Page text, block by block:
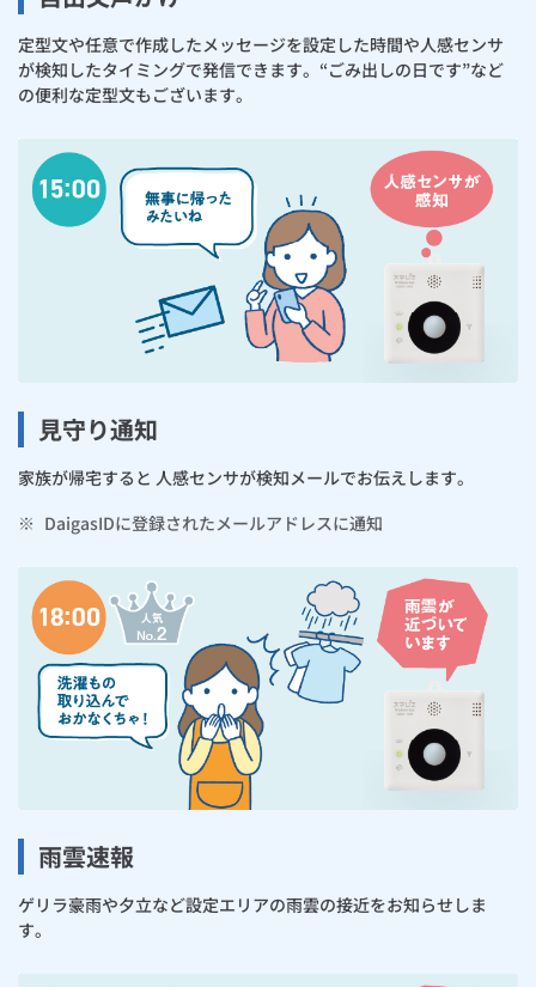
定型文や任意で作成したメッセージを設定した時間や人感センサ
が検知したタイミングで発信できます。“ごみ出しの日です”など
の便利な定型文もございます。
見守り通知
家族が帰宅すると 人感センサが検知メールでお伝えします。
※ DaigasIDに登録されたメールアドレスに通知
雨雲速報
ゲリラ豪雨や夕立など設定エリアの雨雲の接近をお知らせしま
す。